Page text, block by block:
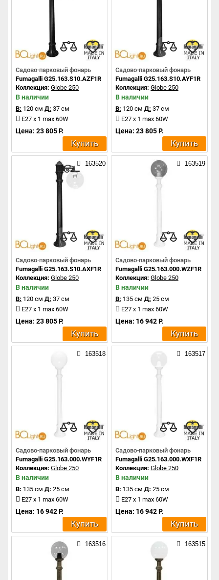
Садово-парковый фонарь
Fumagalli G25.163.S10.AZF1R
Коллекция: Globe 250
В наличии
В: 120 см Д: 37 см
E27 x 1 max 60W
Цена: 23 805 Р.
Купить
Садово-парковый фонарь
Fumagalli G25.163.S10.AYF1R
Коллекция: Globe 250
В наличии
В: 120 см Д: 37 см
E27 x 1 max 60W
Цена: 23 805 Р.
Купить
163520
Садово-парковый фонарь
Fumagalli G25.163.S10.AXF1R
Коллекция: Globe 250
В наличии
В: 120 см Д: 37 см
E27 x 1 max 60W
Цена: 23 805 Р.
Купить
163519
Садово-парковый фонарь
Fumagalli G25.163.000.WZF1R
Коллекция: Globe 250
В наличии
В: 135 см Д: 25 см
E27 x 1 max 60W
Цена: 16 942 Р.
Купить
163518
Садово-парковый фонарь
Fumagalli G25.163.000.WYF1R
Коллекция: Globe 250
В наличии
В: 135 см Д: 25 см
E27 x 1 max 60W
Цена: 16 942 Р.
Купить
163517
Садово-парковый фонарь
Fumagalli G25.163.000.WXF1R
Коллекция: Globe 250
В наличии
В: 135 см Д: 25 см
E27 x 1 max 60W
Цена: 16 942 Р.
Купить
163516 163515